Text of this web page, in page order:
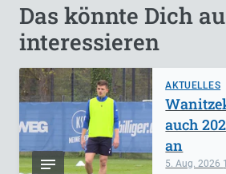
Das könnte Dich
interessieren
AKTUELLES
5. Aug. 2026
auch
an